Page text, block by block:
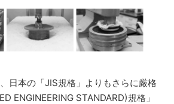
日本の「JIS規格」よりもさらに厳格
ENGINEERING STANDARD)規格」